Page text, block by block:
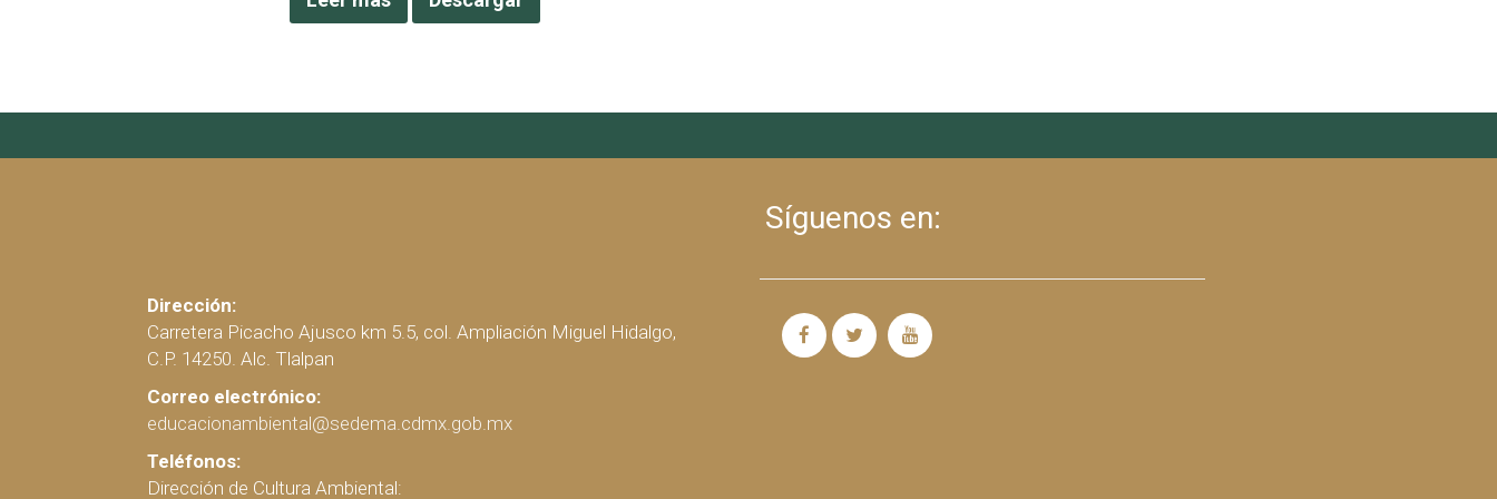
Dirección:
Carretera Picacho Ajusco km 5.5, col. Ampliación Miguel Hidalgo,
C.P. 14250. Alc. Tlalpan
Correo electrónico:
educacionambiental@sedema.cdmx.gob.mx
Teléfonos:
Dirección de Cultura Ambiental:
Síguenos en: